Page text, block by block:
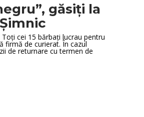
găsiți la
cei 15 bărbați lucrau pentru
firmă de curierat. În cazul
de returnare cu termen de